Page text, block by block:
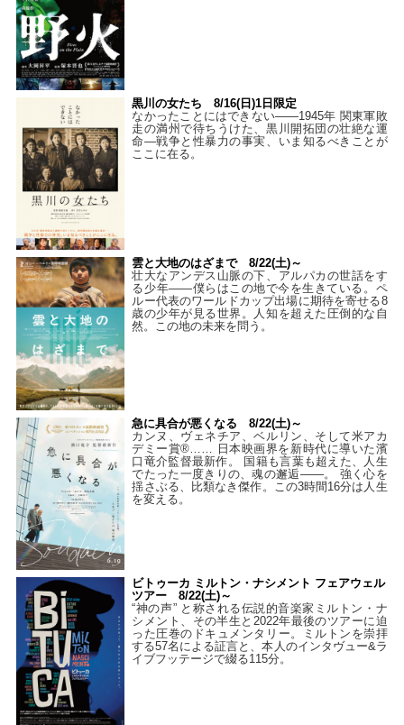
黒川の女たち 8/16(日)1日限定
なかったことにはできない——1945年 関東軍敗
走の満州で待ちうけた、黒川開拓団の壮絶な運
命―戦争と性暴力の事実、いま知るべきことが
ここに在る。
雲と大地のはざまで 8/22(土)～
壮大なアンデス山脈の下、アルパカの世話をす
る少年――僕らはこの地で今を生きている。ペ
ルー代表のワールドカップ出場に期待を寄せる8
歳の少年が見る世界。人知を超えた圧倒的な自
然。この地の未来を問う。
急に具合が悪くなる 8/22(土)～
カンヌ、ヴェネチア、ベルリン、そして米アカ
デミー賞®…… 日本映画界を新時代に導いた濱
口竜介監督最新作。 国籍も言葉も超えた、人生
でたった一度きりの、魂の邂逅――。 強く心を
揺さぶる、比類なき傑作。この3時間16分は人生
を変える。
ビトゥーカ ミルトン・ナシメント フェアウェル
ツアー 8/22(土)～
“神の声” と称される伝説的音楽家ミルトン・ナ
シメント、その半生と2022年最後のツアーに迫
った圧巻のドキュメンタリー。ミルトンを崇拝
する57名による証言と、本人のインタヴュー&ラ
イブフッテージで綴る115分。